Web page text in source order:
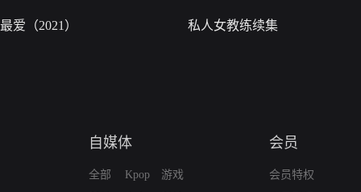
最爱（2021） 私人女教练续集
自媒体
全部
Kpop
游戏
会员
会员特权